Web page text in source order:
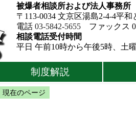
被爆者相談所および法人事務所
〒113-0034 文京区湯島2-4-4平
電話 03-5842-5655 ファックス
相談電話受付時間
平日 午前10時から午後5時、土
制度解説
現在のページ